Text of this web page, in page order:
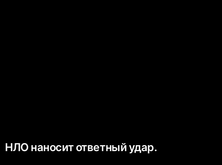
НЛО наносит ответный удар.